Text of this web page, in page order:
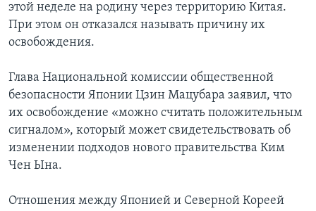
этой неделе на родину через территорию Китая.
При этом он отказался называть причину их
освобождения.
Глава Национальной комиссии общественной
безопасности Японии Цзин Мацубара заявил, что
их освобождение «можно считать положительным
сигналом», который может свидетельствовать об
изменении подходов нового правительства Ким
Чен Ына.
Отношения между Японией и Северной Кореей